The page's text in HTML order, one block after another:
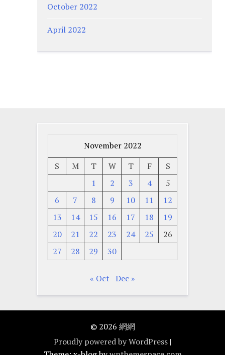
October 2022
April 2022
November 2022
S
M T W T F
S
1
2 3 4
5
6
7 8 9 10 11
12
13
14 15 16 17 18
19
20
21 22 23 24 25
26
27
28 29 30
« Oct Dec »
© 2026 網網
Proudly powered by WordPress |